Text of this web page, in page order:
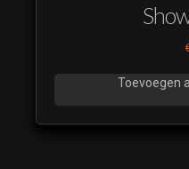
Toevoegen